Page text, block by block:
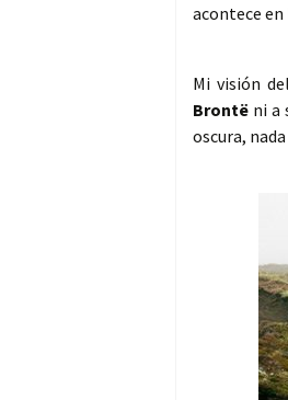
acontece
Mi visión
Brontë ni a
oscura,